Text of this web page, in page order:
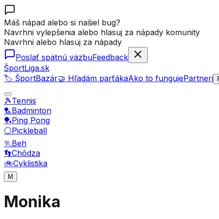
Máš nápad alebo si našiel bug?
Navrhni vylepšenia alebo hlasuj za nápady komunity
Navrhni alebo hlasuj za nápady
Poslať spätnú väzbuFeedback
ŠportLiga.sk
🏷️ ŠportBazár🤝 Hľadám parťákaAko to fungujePartneri
🎾Tennis
🏸Badminton
🏓Ping Pong
⚪Pickleball
🏃Beh
👣Chôdza
🚲Cyklistika
M
Monika